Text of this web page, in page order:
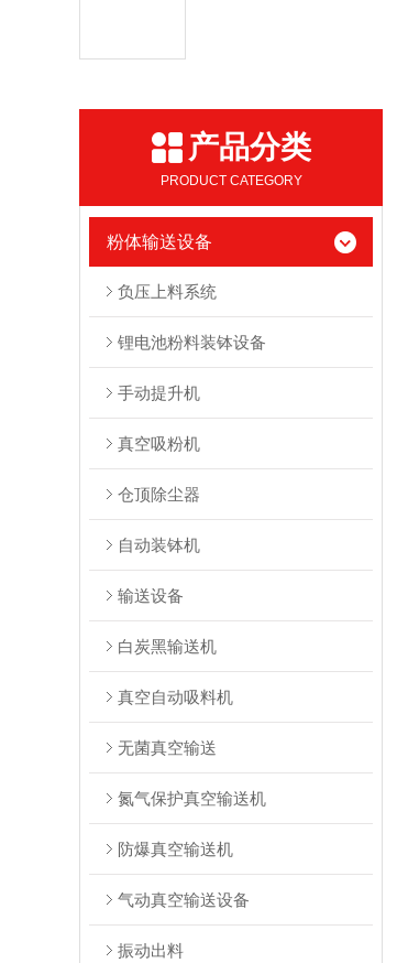
产品分类
PRODUCT CATEGORY
粉体输送设备
负压上料系统
锂电池粉料装钵设备
手动提升机
真空吸粉机
仓顶除尘器
自动装钵机
输送设备
白炭黑输送机
真空自动吸料机
无菌真空输送
氮气保护真空输送机
防爆真空输送机
气动真空输送设备
振动出料